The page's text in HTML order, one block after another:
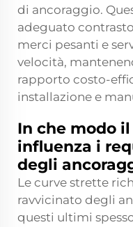
di ancoraggio.
adeguato
merci pesanti e
velocità,
rapporto costo-
installazione e
In che modo
influenza i
degli
Le curve strette
ravvicinato degli
questi ultimi